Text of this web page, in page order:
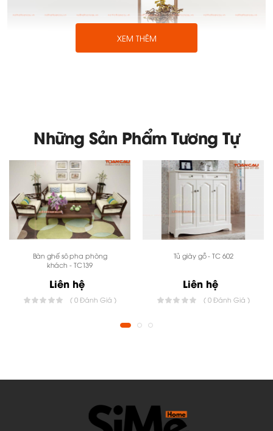
XEM THÊM
Những Sản Phẩm Tương Tự
Bàn ghế sô pha phòng
khách - TC139
Liên hệ
( 0 Đánh Giá )
Tủ giày gỗ - TC 602
Liên hệ
( 0 Đánh Giá )